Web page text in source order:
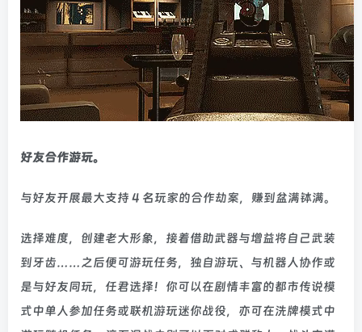
好友合作游玩。
与好友开展最大支持 4 名玩家的合作劫案，赚到盆满钵满。
选择难度，创建老大形象，接着借助武器与增益将自己武装
到牙齿……之后便可游玩任务，独自游玩、与机器人协作或
是与好友同玩，任君选择！你可以在剧情丰富的都市传说模
式中单人参加任务或联机游玩迷你战役，亦可在洗牌模式中